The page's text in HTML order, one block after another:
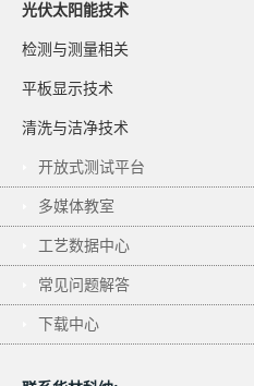
光伏太阳能技术
检测与测量相关
平板显示技术
清洗与洁净技术
开放式测试平台
多媒体教室
工艺数据中心
常见问题解答
下载中心